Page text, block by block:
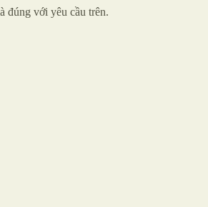
đúng với yêu cầu trên.